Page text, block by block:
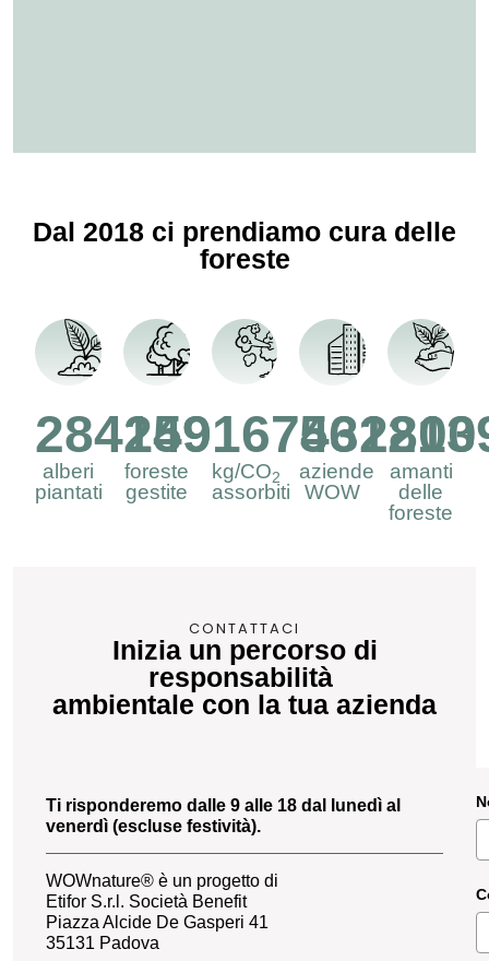
Dal 2018 ci prendiamo cura delle
foreste
284249
alberi
piantati
159
foreste
gestite
167432800
kg/CO2
assorbiti
561
aziende
WOW
amanti
delle
foreste
CONTATTACI
Inizia un percorso di
responsabilità
ambientale con la tua azienda
Ti risponderemo dalle 9 alle 18 dal lunedì al
venerdì (escluse festività).
WOWnature® è un progetto di
Etifor S.r.l. Società Benefit
Piazza Alcide De Gasperi 41
35131 Padova